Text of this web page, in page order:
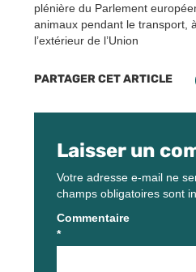
plénière du Parlement
animaux pendant le transport,
l’extérieur de l’Union
PARTAGER CET ARTICLE
Laisser un
Votre adresse e-mail ne
champs obligatoires sont
Commentaire
*